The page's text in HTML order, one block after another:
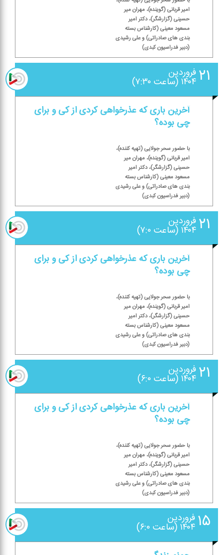
امیر قربانی (گوینده)، مهران میر
حسینی (گزارشگر)، دكتر امیر
مسعود معینی (كارشناس بسته
بندی های صادراتی) و علی رشیدی
(دبیر فدراسیون كبدی)
۲۱فروردین
۱۴۰۴ (ساعت ۷:۳۰)
آخرین باری كه عذرخواهی كردی از كی و برای
چی بوده؟
با حضور سحر جولایی (تهیه كننده)،
امیر قربانی (گوینده)، مهران میر
حسینی (گزارشگر)، دكتر امیر
مسعود معینی (كارشناس بسته
بندی های صادراتی) و علی رشیدی
(دبیر فدراسیون كبدی)
۲۱فروردین
۱۴۰۴ (ساعت ۷:۰)
آخرین باری كه عذرخواهی كردی از كی و برای
چی بوده؟
با حضور سحر جولایی (تهیه كننده)،
امیر قربانی (گوینده)، مهران میر
حسینی (گزارشگر)، دكتر امیر
مسعود معینی (كارشناس بسته
بندی های صادراتی) و علی رشیدی
(دبیر فدراسیون كبدی)
۲۱فروردین
۱۴۰۴ (ساعت ۶:۰)
آخرین باری كه عذرخواهی كردی از كی و برای
چی بوده؟
با حضور سحر جولایی (تهیه كننده)،
امیر قربانی (گوینده)، مهران میر
حسینی (گزارشگر)، دكتر امیر
مسعود معینی (كارشناس بسته
بندی های صادراتی) و علی رشیدی
(دبیر فدراسیون كبدی)
۱۵فروردین
۱۴۰۴ (ساعت ۶:۰)